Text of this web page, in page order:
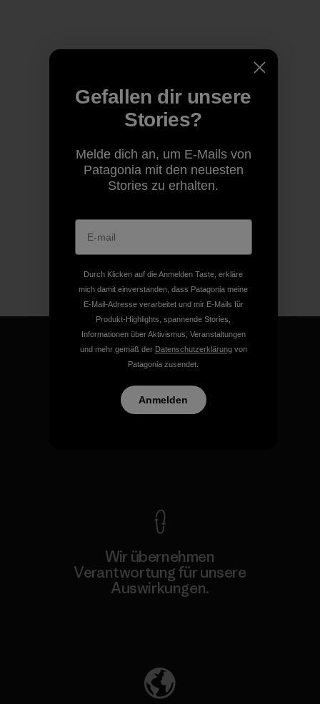
Für all unsere Produkte gilt
unsere kompromisslose
Wir übernehmen
Verantwortung für unsere
Auswirkungen.
Gefallen dir unsere
Stories?
Melde dich an, um E-Mails von
Patagonia mit den neuesten
Stories zu erhalten.
Durch Klicken auf die Anmelden Taste, erkläre
mich damit einverstanden, dass Patagonia meine
E-Mail-Adresse verarbeitet und mir E-Mails für
Produkt-Highlights, spannende Stories,
Informationen über Aktivismus, Veranstaltungen
und mehr gemäß der Datenschutzerklärungvon
Patagonia zusendet.
Anmelden